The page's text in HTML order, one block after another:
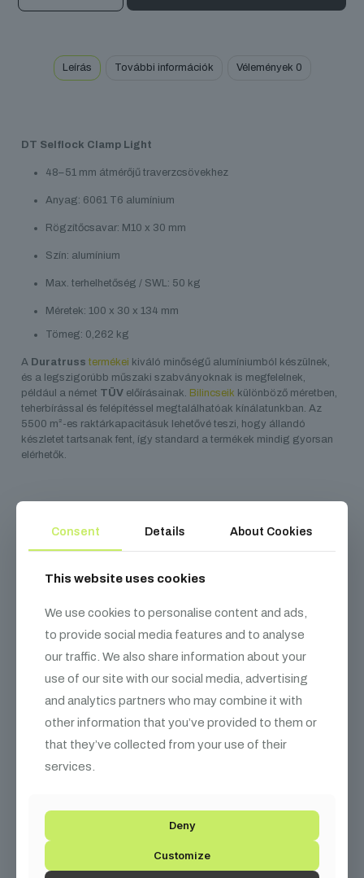
Clamp
Leírás További információk Vélemények 0
DT Selflock Clamp Light
48–51 mm átmérőjű traverzcsövekhez
Anyag: 6061 T6 alumínium
Rögzítőcsavar: M10 x 30 mm
Szín: alumínium
Max. terhelhetőség / SWL: 50 kg
Méretek: 100 x 30 x 134 mm
Tömeg: 0,262 kg
A Duratruss termékei kiváló minőségű alumíniumból készülnek,
és a legszigorúbb műszaki szabványoknak is megfelelnek,
például a német TÜV előírásainak. Bilincseik különböző méretben,
teherbírással és felépítéssel megtalálhatóak kínálatunkban. Az
5500 m²-es raktárkapacitásuk lehetővé teszi, hogy állandó
készletet tartsanak fent, így standard a termékek mindig gyorsan
elérhetők.
Kapcsolódótermékek
Consent Details About Cookies
This website uses cookies
We use cookies to personalise content and ads,
to provide social media features and to analyse
our traffic. We also share information about your
use of our site with our social media, advertising
and analytics partners who may combine it with
other information that you’ve provided to them or
that they’ve collected from your use of their
services.
Deny
Customize